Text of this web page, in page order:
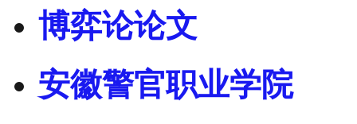
博弈论论文
安徽警官职业学院